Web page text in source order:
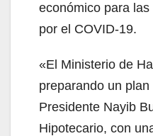
económico para
por el COVID-19.
«El Ministerio de
preparando un plan
Presidente Nayib
Hipotecario, con